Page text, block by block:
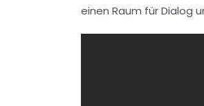
einen Raum für Dialog